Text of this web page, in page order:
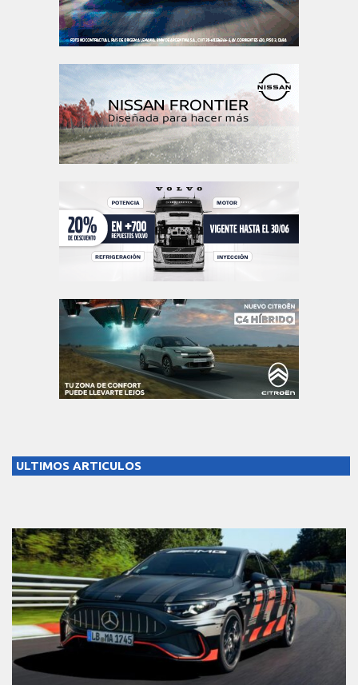
ULTIMOS ARTICULOS